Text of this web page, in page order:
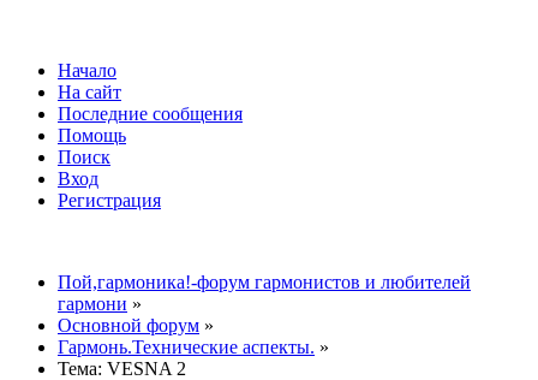
Начало
На сайт
Последние сообщения
Помощь
Поиск
Вход
Регистрация
Пой,гармоника!-форум гармонистов и любителей
гармони »
Основной форум »
Гармонь.Технические аспекты. »
Тема: VESNA 2